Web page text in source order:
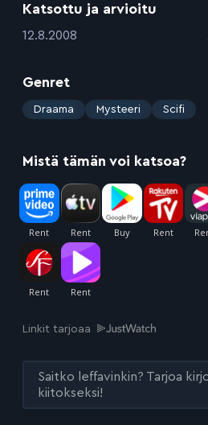
Katsottu ja arvioitu
:12.8.2008
Genret
: Draama Mysteeri Scifi
Mistä tämän voi katsoa?
Linkit tarjoaa
Saitko leffavinkin? Tarjoa
kiitokseksi!